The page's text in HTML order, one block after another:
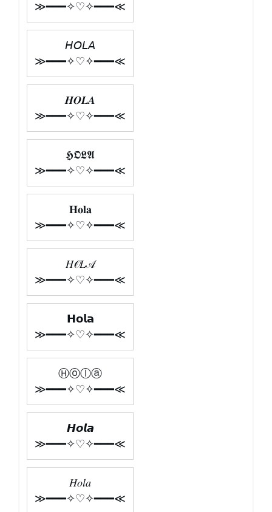
≫━━━✧♡✧━━━≪
𝘏𝘖𝘓𝘈
≫━━━✧♡✧━━━≪
𝑯𝑶𝑳𝑨
≫━━━✧♡✧━━━≪
𝕳𝕺𝕷𝕬
≫━━━✧♡✧━━━≪
𝐇𝐨𝐥𝐚
≫━━━✧♡✧━━━≪
𝐻𝒪𝐿𝒜
≫━━━✧♡✧━━━≪
𝗛𝗼𝗹𝗮
≫━━━✧♡✧━━━≪
Ⓗⓞⓛⓐ
≫━━━✧♡✧━━━≪
𝙃𝙤𝙡𝙖
≫━━━✧♡✧━━━≪
𝐻𝑜𝑙𝑎
≫━━━✧♡✧━━━≪